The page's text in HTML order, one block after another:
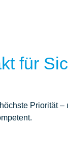
für
Priorität